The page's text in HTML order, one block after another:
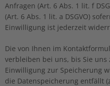
Anfragen (Art. 6 Abs. 1 lit. f
(Art. 6 Abs. 1 lit. a DSGVO)
Einwilligung ist jederzeit
Die von Ihnen im
verbleiben bei uns, bis Sie
Einwilligung zur Speicherung
die Datenspeicherung entfällt